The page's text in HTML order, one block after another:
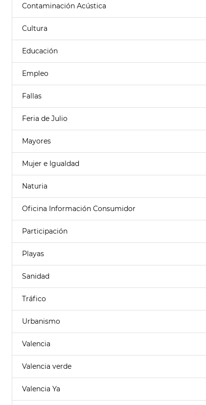
Contaminación Acústica
Cultura
Educación
Empleo
Fallas
Feria de Julio
Mayores
Mujer e Igualdad
Naturia
Oficina Información Consumidor
Participación
Playas
Sanidad
Tráfico
Urbanismo
Valencia
Valencia verde
Valencia Ya